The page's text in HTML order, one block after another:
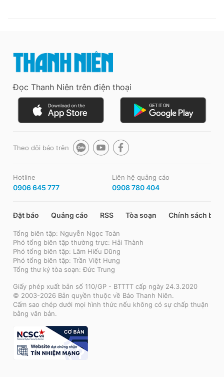
Đọc Thanh Niên trên điện thoại
Theo dõi báo trên
Hotline
0906 645 777
Liên hệ quảng cáo
0908 780 404
Đặt báo Quảng cáo RSS Tòa soạn Chính sách bảo
Tổng biên tập: Nguyễn Ngọc Toàn
Phó tổng biên tập thường trực: Hải Thành
Phó tổng biên tập: Lâm Hiếu Dũng
Phó tổng biên tập: Trần Việt Hưng
Tổng thư ký tòa soạn: Đức Trung
Giấy phép xuất bản số 110/GP - BTTTT cấp ngày 24.3.2020
© 2003-2026 Bản quyền thuộc về Báo Thanh Niên.
Cấm sao chép dưới mọi hình thức nếu không có sự chấp thuận
bằng văn bản.